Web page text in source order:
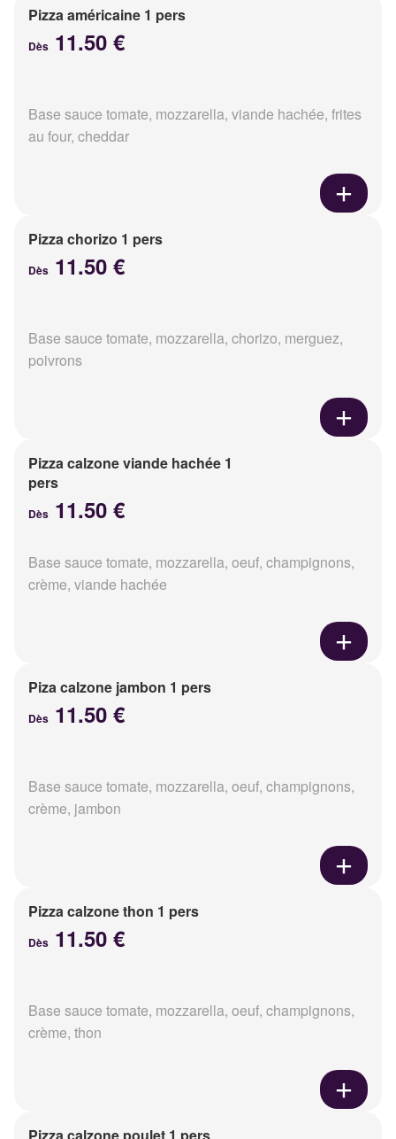
Pizza américaine 1 pers
Dès 11.50 €
Base sauce tomate, mozzarella, viande hachée, frites
au four, cheddar
Pizza chorizo 1 pers
Dès 11.50 €
Base sauce tomate, mozzarella, chorizo, merguez,
poivrons
Pizza calzone viande hachée 1
pers
Dès 11.50 €
Base sauce tomate, mozzarella, oeuf, champignons,
crème, viande hachée
Piza calzone jambon 1 pers
Dès 11.50 €
Base sauce tomate, mozzarella, oeuf, champignons,
crème, jambon
Pizza calzone thon 1 pers
Dès 11.50 €
Base sauce tomate, mozzarella, oeuf, champignons,
crème, thon